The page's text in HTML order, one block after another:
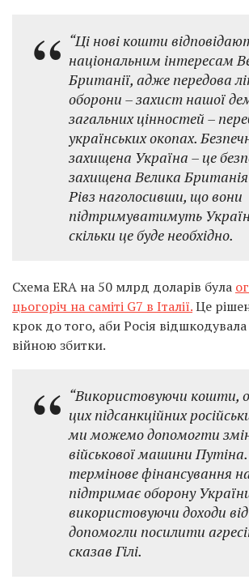
“Ці нові кошти
національним інтересам
Британії, адже передова
оборони – захист нашої
загальних цінностей –
українських окопах.
захищена Україна – це
захищена Велика
Рівз наголосивши, що вони
підтримуватимуть
скільки це буде необхідно.
Схема ERA на 50 млрд доларів була
цьогоріч на саміті G7 в Італії.Це
крок до того, аби Росія відшкодувала
війною збитки.
“Використовуючи кошти,
цих підсанкційних
ми можемо допомогти
військової машини
термінове фінансування
підтримає оборону
використовуючи доходи
допомогли посилити
сказав Гілі.